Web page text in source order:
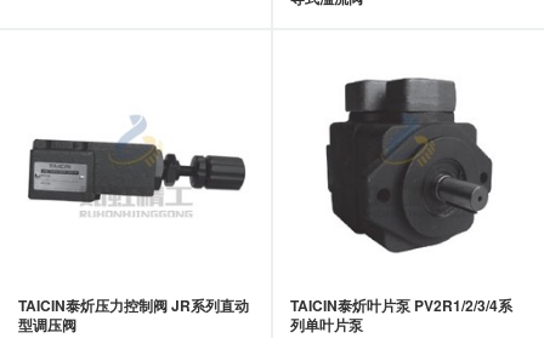
TAICIN泰炘压力控制阀 JR系列直动
型调压阀
TAICIN泰炘叶片泵 PV2R1/2/3/4系
列单叶片泵